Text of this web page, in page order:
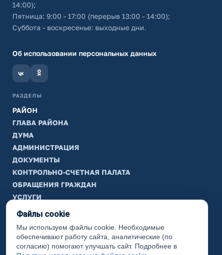
14:00);
Пятница: 9:00 - 17:00 (перерыв 13:00 - 14:00);
Суббота - воскресенье: выходные дни.
Об использовании персональных данных
РАЗДЕЛЫ
РАЙОН
ГЛАВА РАЙОНА
ДУМА
АДМИНИСТРАЦИЯ
ДОКУМЕНТЫ
КОНТРОЛЬНО-СЧЕТНАЯ ПАЛАТА
ОБРАЩЕНИЯ ГРАЖДАН
УСЛУГИ
ТИК
ИНФОРМАЦИЯ
Законодательная карта
Файлы cookie
Мы используем файлы cookie. Необходимые
обеспечивают работу сайта, аналитические (по
согласию) помогают улучшать сайт. Подробнее в